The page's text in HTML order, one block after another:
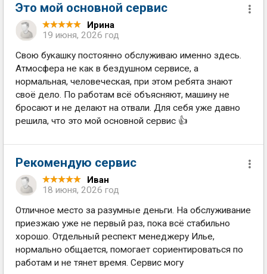
Это мой основной сервис
Ирина
19 июня, 2026 год
Свою букашку постоянно обслуживаю именно здесь.
Атмосфера не как в бездушном сервисе, а
нормальная, человеческая, при этом ребята знают
своё дело. По работам всё объясняют, машину не
бросают и не делают на отвали. Для себя уже давно
решила, что это мой основной сервис 👍
Рекомендую сервис
Иван
18 июня, 2026 год
Отличное место за разумные деньги. На обслуживание
приезжаю уже не первый раз, пока всё стабильно
хорошо. Отдельный респект менеджеру Илье,
нормально общается, помогает сориентироваться по
работам и не тянет время. Сервис могу